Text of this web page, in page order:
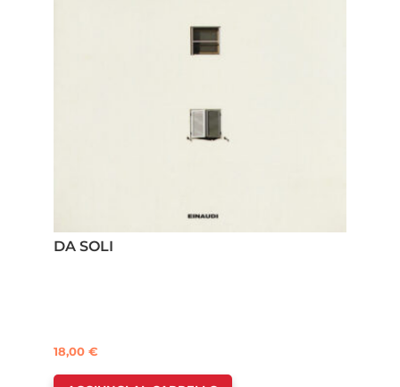
DA SOLI
18,00 €